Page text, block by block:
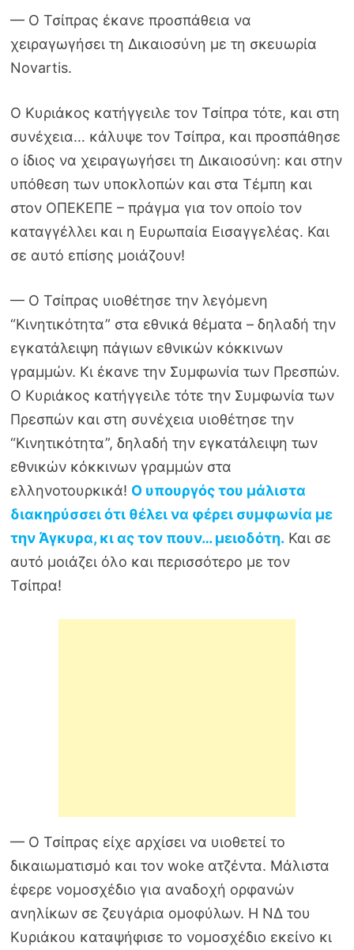
— Ο Τσίπρας έκανε προσπάθεια να
χειραγωγήσει τη Δικαιοσύνη με τη σκευωρία
Νovartis.
Ο Κυριάκος κατήγγειλε τον Τσίπρα τότε, και στη
συνέχεια… κάλυψε τον Τσίπρα, και προσπάθησε
ο ίδιος να χειραγωγήσει τη Δικαιοσύνη: και στην
υπόθεση των υποκλοπών και στα Τέμπη και
στον ΟΠΕΚΕΠΕ – πράγμα για τον οποίο τον
καταγγέλλει και η Ευρωπαία Εισαγγελέας. Και
σε αυτό επίσης μοιάζουν!
— Ο Τσίπρας υιοθέτησε την λεγόμενη
“Κινητικότητα” στα εθνικά θέματα – δηλαδή την
εγκατάλειψη πάγιων εθνικών κόκκινων
γραμμών. Κι έκανε την Συμφωνία των Πρεσπών.
Ο Κυριάκος κατήγγειλε τότε την Συμφωνία των
Πρεσπών και στη συνέχεια υιοθέτησε την
“Κινητικότητα”, δηλαδή την εγκατάλειψη των
εθνικών κόκκινων γραμμών στα
ελληνοτουρκικά! Ο υπουργός του μάλιστα
διακηρύσσει ότι θέλει να φέρει συμφωνία με
την Άγκυρα, κι ας τον πουν… μειοδότη. Και σε
αυτό μοιάζει όλο και περισσότερο με τον
Τσίπρα!
— Ο Τσίπρας είχε αρχίσει να υιοθετεί το
δικαιωματισμό και τον woke ατζέντα. Μάλιστα
έφερε νομοσχέδιο για αναδοχή ορφανών
ανηλίκων σε ζευγάρια ομοφύλων. Η ΝΔ του
Κυριάκου καταψήφισε το νομοσχέδιο εκείνο κι